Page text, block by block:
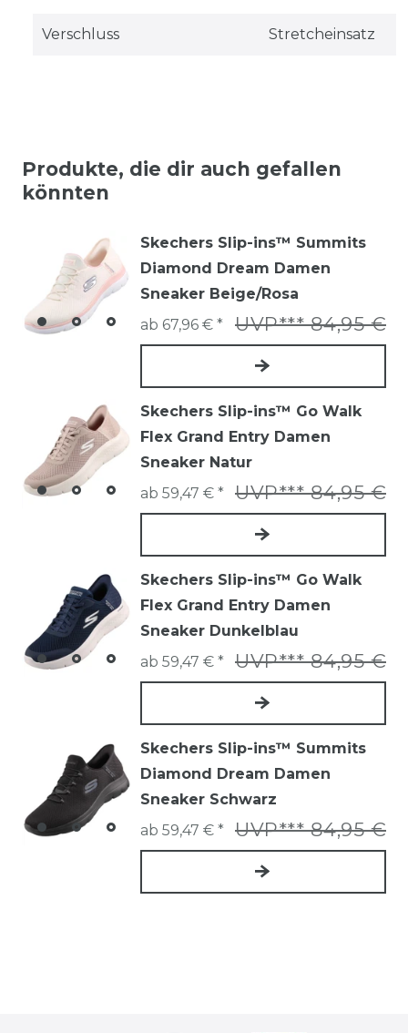
Verschluss Stretcheinsatz
Produkte, die dir auch gefallen
könnten
Skechers Slip-ins™ Summits
Diamond Dream Damen
Sneaker Beige/Rosa
UVP*** 84,95 €
ab 67,96 € *
Skechers Slip-ins™ Go Walk
Flex Grand Entry Damen
Sneaker Natur
UVP*** 84,95 €
ab 59,47 € *
Skechers Slip-ins™ Go Walk
Flex Grand Entry Damen
Sneaker Dunkelblau
UVP*** 84,95 €
ab 59,47 € *
Skechers Slip-ins™ Summits
Diamond Dream Damen
Sneaker Schwarz
UVP*** 84,95 €
ab 59,47 € *